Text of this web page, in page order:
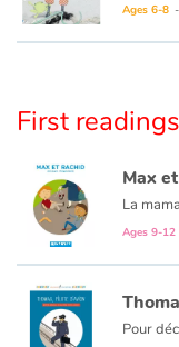
Ages 6-8
First readings
Max
Ages 9-12